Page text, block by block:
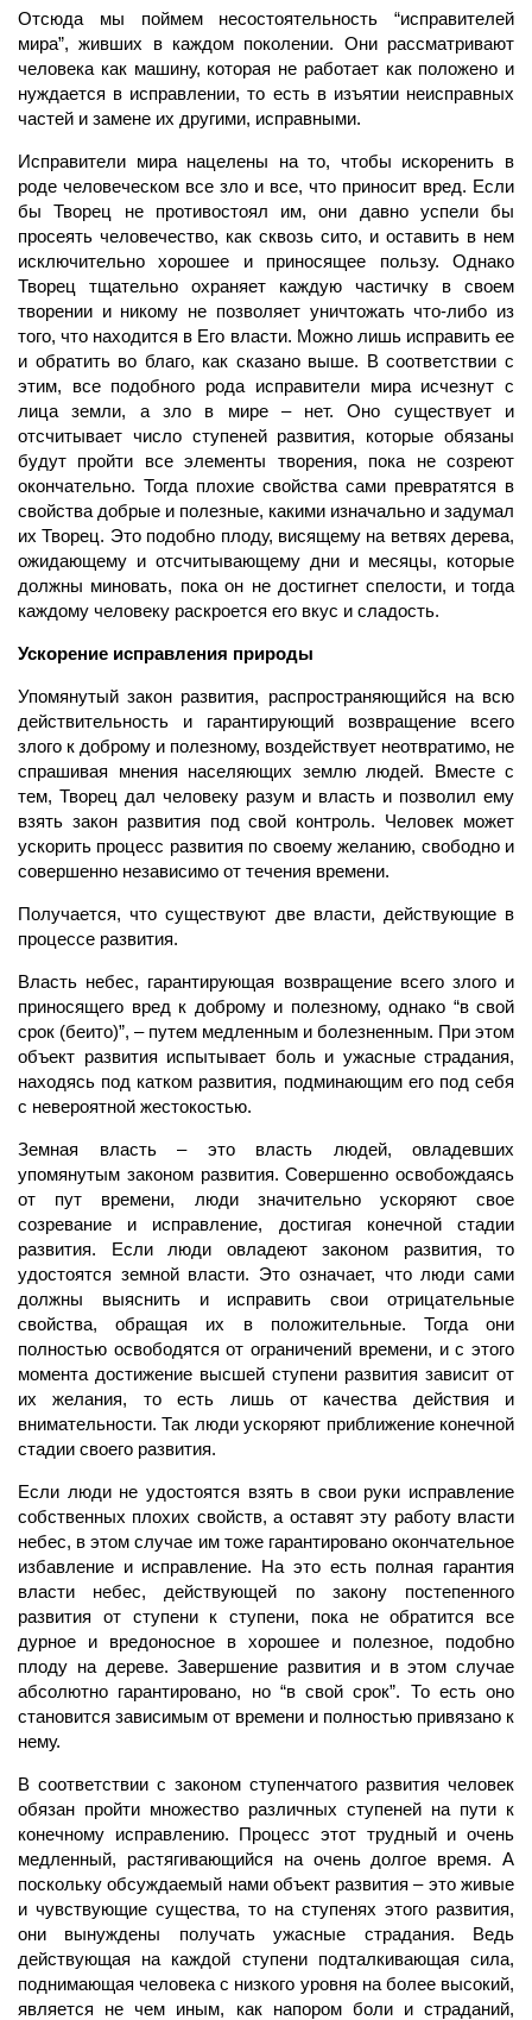
Отсюда мы поймем несостоятельность “исправителей
мира”, живших в каждом поколении. Они рассматривают
человека как машину, которая не работает как положено и
нуждается в исправлении, то есть в изъятии неисправных
частей и замене их другими, исправными.
Исправители мира нацелены на то, чтобы искоренить в
роде человеческом все зло и все, что приносит вред. Если
бы Творец не противостоял им, они давно успели бы
просеять человечество, как сквозь сито, и оставить в нем
исключительно хорошее и приносящее пользу. Однако
Творец тщательно охраняет каждую частичку в cвоем
творении и никому не позволяет уничтожать что-либо из
того, что находится в Его власти. Можно лишь исправить ее
и обратить во благо, как сказано выше. В соответствии с
этим, все подобного рода исправители мира исчезнут с
лица земли, а зло в мире – нет. Оно существует и
отсчитывает число ступеней развития, которые обязаны
будут пройти все элементы творения, пока не созреют
окончательно. Тогда плохие свойства сами превратятся в
свойства добрые и полезные, какими изначально и задумал
их Творец. Это подобно плоду, висящему на ветвях дерева,
ожидающему и отсчитывающему дни и месяцы, которые
должны миновать, пока он не достигнет спелости, и тогда
каждому человеку раскроется его вкус и сладость.
Ускорение исправления природы
Упомянутый закон развития, распространяющийся на всю
действительность и гарантирующий возвращение всего
злого к доброму и полезному, воздействует неотвратимо, не
спрашивая мнения населяющих землю людей. Вместе с
тем, Творец дал человеку разум и власть и позволил ему
взять закон развития под свой контроль. Человек может
ускорить процесс развития по своему желанию, свободно и
совершенно независимо от течения времени.
Получается, что существуют две власти, действующие в
процессе развития.
Власть небес, гарантирующая возвращение всего злого и
приносящего вред к доброму и полезному, однако “в свой
срок (беито)”, – путем медленным и болезненным. При этом
объект развития испытывает боль и ужасные страдания,
находясь под катком развития, подминающим его под себя
с невероятной жестокостью.
Земная власть – это власть людей, овладевших
упомянутым законом развития. Совершенно освобождаясь
от пут времени, люди значительно ускоряют свое
созревание и исправление, достигая конечной стадии
развития. Если люди овладеют законом развития, то
удостоятся земной власти. Это означает, что люди сами
должны выяснить и исправить свои отрицательные
свойства, обращая их в положительные. Тогда они
полностью освободятся от ограничений времени, и с этого
момента достижение высшей ступени развития зависит от
их желания, то есть лишь от качества действия и
внимательности. Так люди ускоряют приближение конечной
стадии своего развития.
Если люди не удостоятся взять в свои руки исправление
собственных плохих свойств, а оставят эту работу власти
небес, в этом случае им тоже гарантировано окончательное
избавление и исправление. На это есть полная гарантия
власти небес, действующей по закону постепенного
развития от ступени к ступени, пока не обратится все
дурное и вредоносное в хорошее и полезное, подобно
плоду на дереве. Завершение развития и в этом случае
абсолютно гарантировано, но “в свой срок”. То есть оно
становится зависимым от времени и полностью привязано к
нему.
В соответствии с законом ступенчатого развития человек
обязан пройти множество различных ступеней на пути к
конечному исправлению. Процесс этот трудный и очень
медленный, растягивающийся на очень долгое время. А
поскольку обсуждаемый нами объект развития – это живые
и чувствующие существа, то на ступенях этого развития,
они вынуждены получать ужасные страдания. Ведь
действующая на каждой ступени подталкивающая сила,
поднимающая человека с низкого уровня на более высокий,
является не чем иным, как напором боли и страданий,